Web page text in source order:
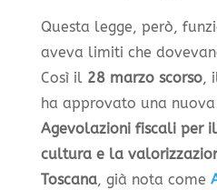
Questa legge, però,
aveva limiti che
Così il 28 marzo scorso,
ha approvato una
Agevolazioni fiscali per
cultura e la
Toscana, già nota come